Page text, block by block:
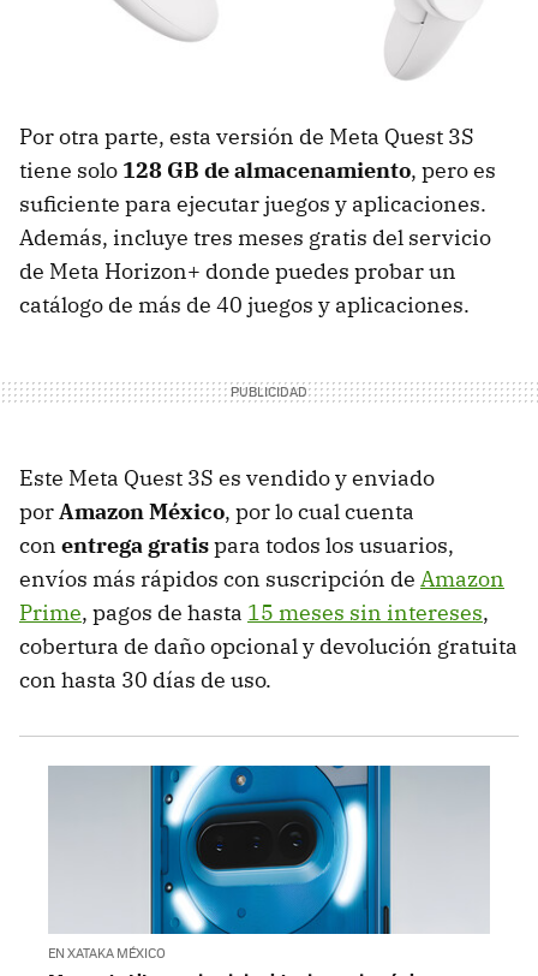
Por otra parte, esta versión de Meta Quest 3S
tiene solo 128 GB de almacenamiento, pero es
suficiente para ejecutar juegos y aplicaciones.
Además, incluye tres meses gratis del servicio
de Meta Horizon+ donde puedes probar un
catálogo de más de 40 juegos y aplicaciones.
Este Meta Quest 3S es vendido y enviado
porAmazon México, por lo cual cuenta
con entrega gratispara todos los usuarios,
envíos más rápidos con suscripción de Amazon
Prime, pagos de hasta 15 meses sin intereses,
cobertura de daño opcional y devolución gratuita
con hasta 30 días de uso.
EN XATAKA MÉXICO